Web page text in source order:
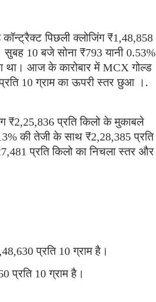
पिछली क्लोजिंग ₹1,48,858
10 बजे सोना ₹793 यानी 0.53%
था। आज के कारोबार में MCX गोल्ड
10 ग्राम का ऊपरी स्तर छुआ ।.
₹2,25,836 प्रति किलो के मुकाबले
की तेजी के साथ ₹2,28,385 प्रति
प्रति किलो का निचला स्तर और
प्रति 10 ग्राम है।
प्रति 10 ग्राम है।